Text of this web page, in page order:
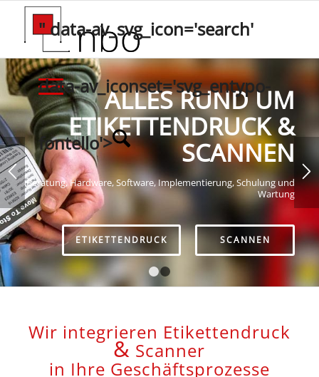
" data-av_svg_icon='search'
data-av_iconset='svg_entypo-
fontello'>
ALLES RUND UM
ETIKETTENDRUCK &
SCANNEN
Beratung, Hardware, Software, Implementierung, Schulung und
Wartung
ETIKETTENDRUCK SCANNEN
Wir integrieren Etikettendruck
& Scanner
in Ihre Geschäftsprozesse